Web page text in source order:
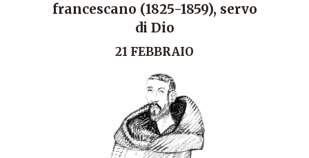
francescano (1825-1859), servo
di Dio
21 FEBBRAIO